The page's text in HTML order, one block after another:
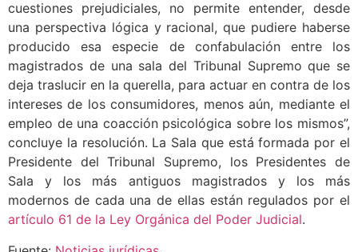
cuestiones prejudiciales, no permite entender, desde
una perspectiva lógica y racional, que pudiere haberse
producido esa especie de confabulación entre los
magistrados de una sala del Tribunal Supremo que se
deja traslucir en la querella, para actuar en contra de los
intereses de los consumidores, menos aún, mediante el
empleo de una coacción psicológica sobre los mismos”,
concluye la resolución. La Sala que está formada por el
Presidente del Tribunal Supremo, los Presidentes de
Sala y los más antiguos magistrados y los más
modernos de cada una de ellas están regulados por el
artículo 61 de la Ley Orgánica del Poder Judicial.